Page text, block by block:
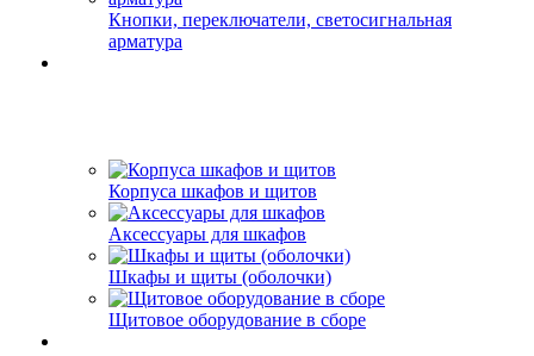
Кнопки, переключатели, светосигнальная
арматура
Корпуса шкафов и щитов
Аксессуары для шкафов
Шкафы и щиты (оболочки)
Щитовое оборудование в сборе